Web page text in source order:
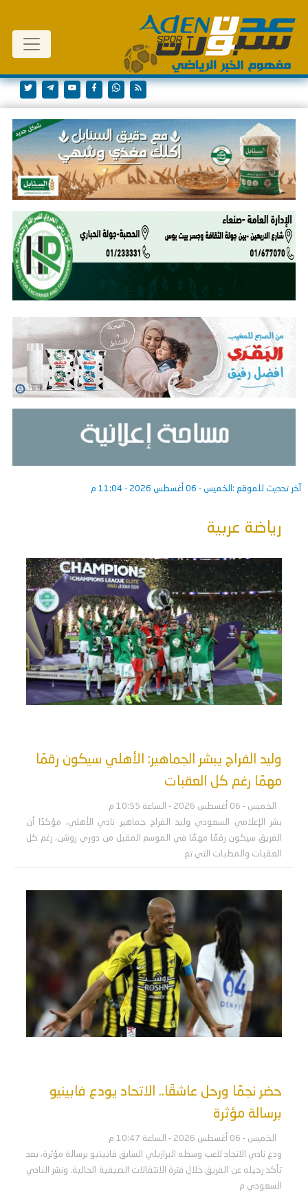
آخر تحديث للموقع : الخميس - 06 أغسطس 2026 - 11:04 م
رياضة عربية
وليد الفراج يبشر الجماهير: الأهلي سيكون رقمًا
مهمًا رغم كل العقبات
الخميس - 06 أغسطس 2026 - الساعة 10:55 م
بشر الإعلامي السعودي وليد الفراج جماهير نادي الأهلي، مؤكدًا أن
الفريق سيكون رقمًا مهمًا في الموسم المقبل من دوري روشن، رغم كل
العقبات والمطبات التي تع
حضر نجمًا ورحل عاشقًا.. الاتحاد يودع فابينيو
برسالة مؤثرة
الخميس - 06 أغسطس 2026 - الساعة 10:47 م
ودع نادي الاتحاد لاعب وسطه البرازيلي السابق فابينيو برسالة مؤثرة، بعد
تأكد رحيله عن الفريق خلال فترة الانتقالات الصيفية الحالية. ونشر النادي
السعودي م